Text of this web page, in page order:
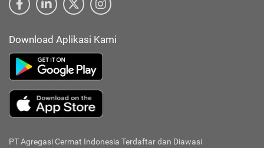
Download Aplikasi Kami
PT Agregasi Cermat Indonesia Terdaftar dan Diawasi